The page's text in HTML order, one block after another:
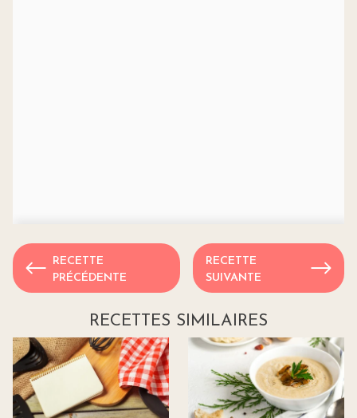
RECETTE
PRÉCÉDENTE
RECETTE
SUIVANTE
RECETTES SIMILAIRES